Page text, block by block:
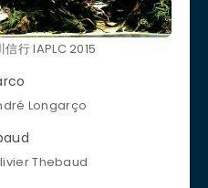
行 IAPLC 2015
Longarço
Thebaud